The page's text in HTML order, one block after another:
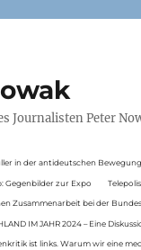
Journalisten Peter
in der antideutschen
Gegenbilder zur Expo
Zusammenarbeit bei der
IM JAHR 2024 – Eine
ist links. Warum wir eine